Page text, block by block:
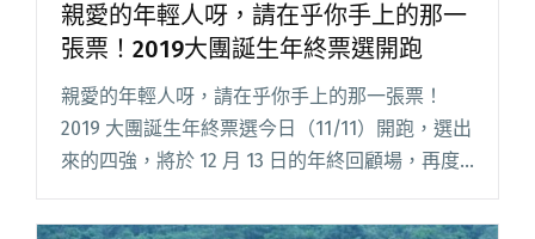
親愛的年輕人呀，請在乎你手上的那一
張票！2019大團誕生年終票選開跑
親愛的年輕人呀，請在乎你手上的那一張票！
2019 大團誕生年終票選今日（11/11）開跑，選出
來的四強，將於 12 月 13 日的年終回顧場，再度
登上 Legacy 台北的舞台。值得注意的是，
StreetVoice 會員投票將佔評選結果的 閱讀全文